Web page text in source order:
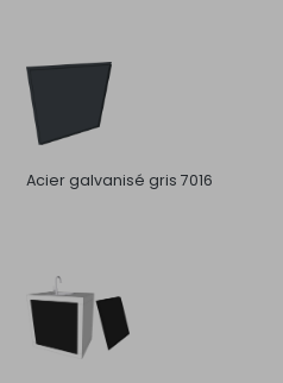
Acier galvanisé gris 7016